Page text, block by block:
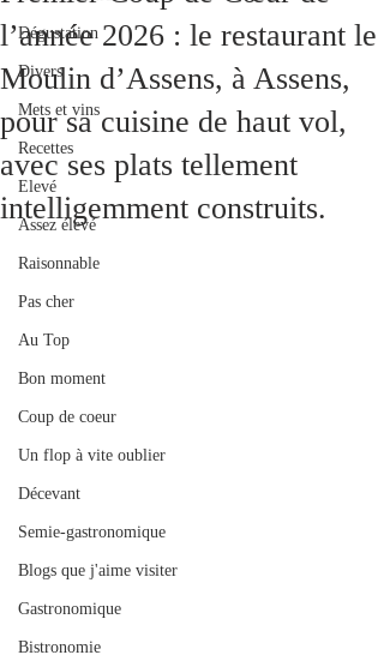
Dégustation
Divers
Mets et vins
Recettes
Elevé
Assez élevé
Raisonnable
Pas cher
Au Top
Bon moment
Coup de coeur
Un flop à vite oublier
Décevant
Semie-gastronomique
Blogs que j'aime visiter
Gastronomique
Bistronomie
l’année 2026 : le restaurant le
Moulin d’Assens, à Assens,
pour sa cuisine de haut vol,
avec ses plats tellement
intelligemment construits.